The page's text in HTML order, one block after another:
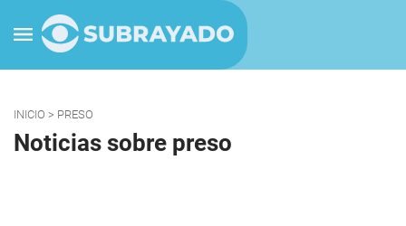
INICIO > PRESO
Noticias sobre preso